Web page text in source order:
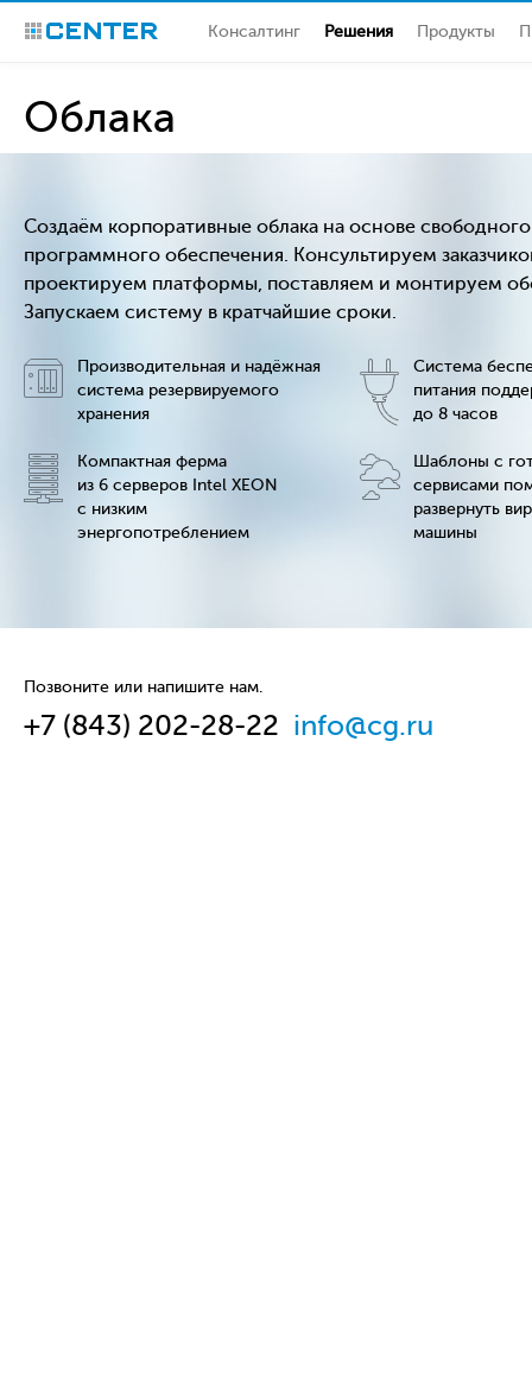
Консалтинг Решения Продукты
Облака
Создаём корпоративные облака на основе свободного
программного обеспечения. Консультируем
проектируем платформы, поставляем и монтируем
Запускаем систему в кратчайшие сроки.
Производительная и надёжная
система резервируемого
хранения
Компактная ферма
из 6 серверов Intel XEON
с низким
энергопотреблением
Система
питания
до 8 часов
Шаблоны с
сервисами
развернуть
машины
Позвоните или напишите нам.
+7 (843) 202-28-22 info@cg.ru